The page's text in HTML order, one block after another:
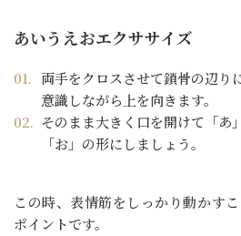
あいうえおエクササイズ
両手をクロスさせて鎖骨の辺り
意識しながら上を向きます。
そのまま大きく口を開けて「あ
「お」の形にしましょう。
この時、表情筋をしっかり動かす
ポイントです。